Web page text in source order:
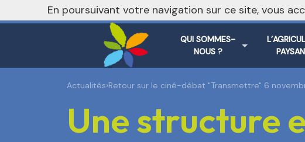
QUI SOMMES-
NOUS ?
Actualités›Retour sur le ciné-débat "Transmettre" 6
Une structure
En poursuivant votre navigation sur ce site, vous